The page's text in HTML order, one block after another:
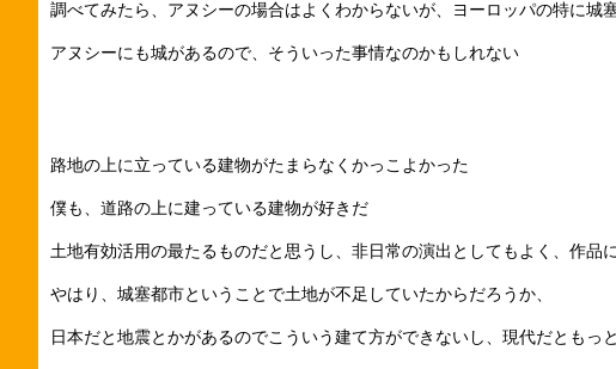
調べてみたら、アヌシーの場合はよくわからないが、ヨーロッパの特に
アヌシーにも城があるので、そういった事情なのかもしれない
路地の上に立っている建物がたまらなくかっこよかった
僕も、道路の上に建っている建物が好きだ
土地有効活用の最たるものだと思うし、非日常の演出としてもよく、作品
やはり、城塞都市ということで土地が不足していたからだろうか、
日本だと地震とかがあるのでこういう建て方ができないし、現代だとも